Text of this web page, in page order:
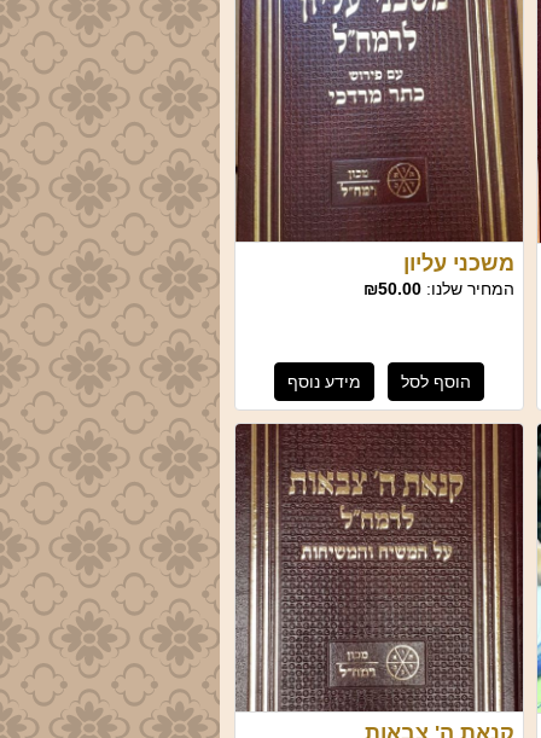
משכני עליון
המחיר שלנו: ₪50.00
הוסף לסל מידע נוסף
קנאת ה' צבאות